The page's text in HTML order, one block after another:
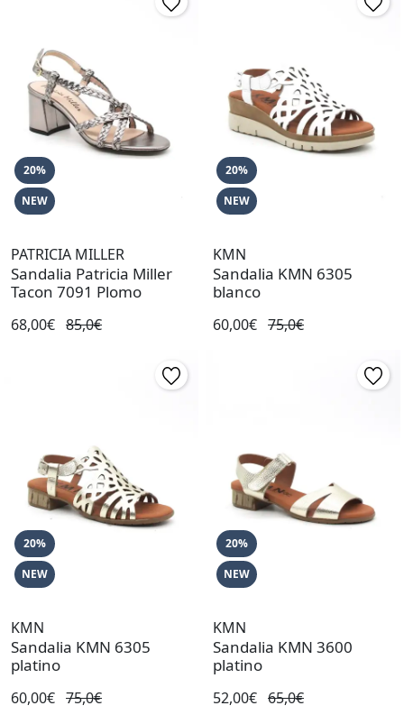
20%
NEW
PATRICIA MILLER
Sandalia Patricia Miller
Tacon 7091 Plomo
68,00€ 85,0€
20%
NEW
KMN
Sandalia KMN 6305
blanco
60,00€ 75,0€
20%
NEW
KMN
Sandalia KMN 6305
platino
60,00€ 75,0€
20%
NEW
KMN
Sandalia KMN 3600
platino
52,00€ 65,0€